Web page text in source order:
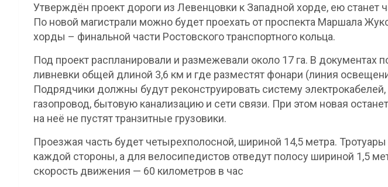
Утверждён проект дороги из Левенцовки к Западной хорде, ею станет
По новой магистрали можно будет проехать от проспекта Маршала
хорды – финальной части Ростовского транспортного кольца.
Под проект распланировали и размежевали около 17 га. В документах
ливневки общей длиной 3,6 км и где разместят фонари (линия
Подрядчики должны будут реконструировать систему
газопровод, бытовую канализацию и сети связи. При этом новая
на неё не пустят транзитные грузовики.
Проезжая часть будет четырехполосной, шириной 14,5 метра.
каждой стороны, а для велосипедистов отведут полосу шириной 1,5
скорость движения — 60 километров в час